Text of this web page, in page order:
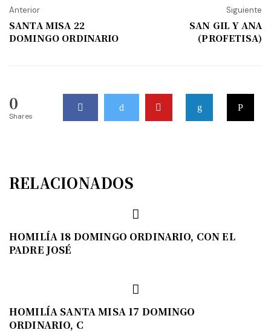
Anterior
SANTA MISA 22
DOMINGO ORDINARIO
Siguiente
SAN GIL Y ANA
(PROFETISA)
0
Shares
RELACIONADOS
HOMILÍA 18 DOMINGO ORDINARIO, CON EL
PADRE JOSÉ
HOMILÍA SANTA MISA 17 DOMINGO
ORDINARIO, C